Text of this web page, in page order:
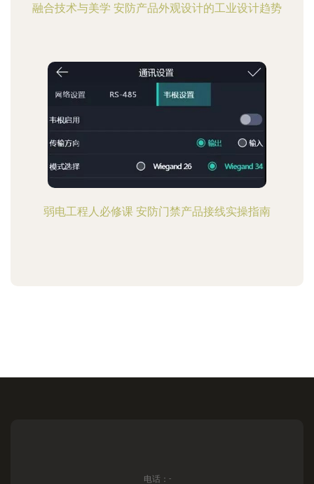
融合技术与美学 安防产品外观设计的工业设计趋势
弱电工程人必修课 安防门禁产品接线实操指南
电话：-